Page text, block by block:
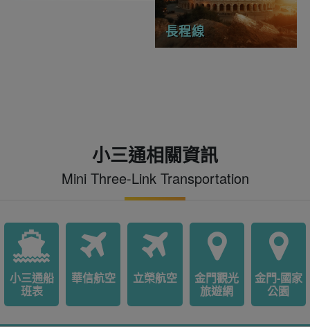
長程線
小三通相關資訊
Mini Three-Link Transportation
小三通船
班表
華信航空 立榮航空
金門觀光
旅遊網
金門-國家
公園